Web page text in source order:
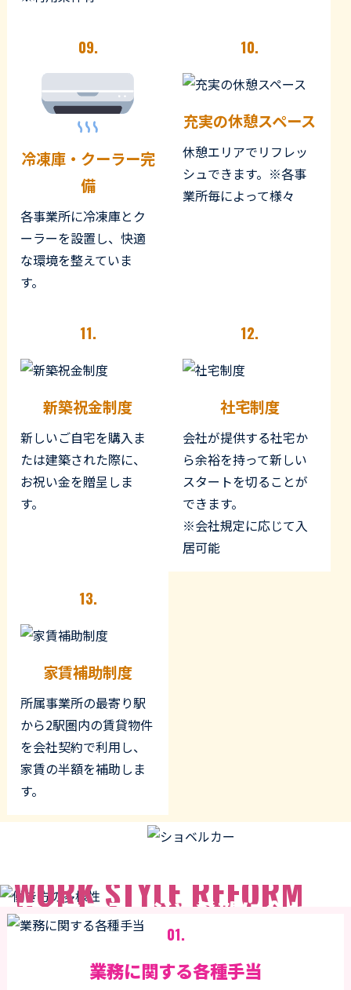
09.
冷凍庫・クーラー完
備
各事業所に冷凍庫とク
ーラーを設置し、快適
な環境を整えていま
す。
10.
充実の休憩スペース
休憩エリアでリフレッ
シュできます。※各事
業所毎によって様々
11.
新築祝金制度
新しいご自宅を購入ま
たは建築された際に、
お祝い金を贈呈しま
す。
12.
社宅制度
会社が提供する社宅か
ら余裕を持って新しい
スタートを切ることが
できます。
※会社規定に応じて入
居可能
13.
家賃補助制度
所属事業所の最寄り駅
から2駅圏内の賃貸物件
を会社契約で利用し、
家賃の半額を補助しま
す。
ライフステージや希望に合わ
せた働き方を支援
WORK STYLE REFORM
01.
業務に関する各種手当